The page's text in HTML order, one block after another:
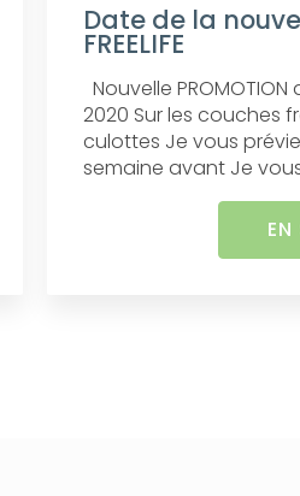
Date de la
FREELIFE
Nouvelle
2020 Sur les couches
culottes Je vous
semaine avant Je